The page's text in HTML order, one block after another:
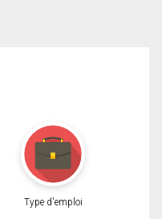
Type d'emploi